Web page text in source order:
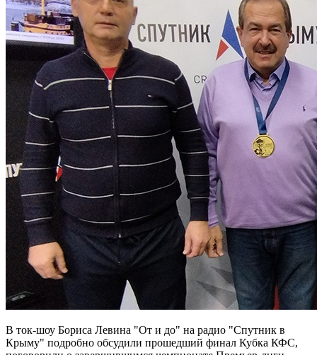
В ток-шоу Бориса Левина "От и до" на радио "Спутник в
Крыму" подробно обсудили прошедший финал Кубка КФС,